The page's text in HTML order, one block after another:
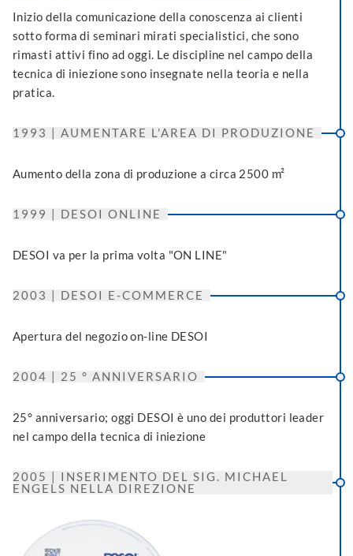
Inizio della comunicazione della conoscenza ai clienti
sotto forma di seminari mirati specialistici, che sono
rimasti attivi fino ad oggi. Le discipline nel campo della
tecnica di iniezione sono insegnate nella teoria e nella
pratica.
1993 | AUMENTARE L'AREA DI PRODUZIONE
Aumento della zona di produzione a circa 2500 m²
1999 | DESOI ONLINE
DESOI va per la prima volta "ON LINE"
2003 | DESOI E-COMMERCE
Apertura del negozio on-line DESOI
2004 | 25 ° ANNIVERSARIO
25° anniversario; oggi DESOI è uno dei produttori leader
nel campo della tecnica di iniezione
2005 | INSERIMENTO DEL SIG. MICHAEL
ENGELS NELLA DIREZIONE